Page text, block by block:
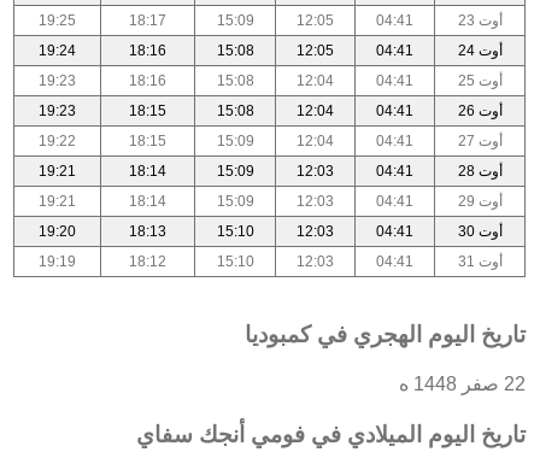
أوت 23
04:41
12:05
15:09
18:17
19:25
أوت 24
04:41
12:05
15:08
18:16
19:24
أوت 25
04:41
12:04
15:08
18:16
19:23
أوت 26
04:41
12:04
15:08
18:15
19:23
أوت 27
04:41
12:04
15:09
18:15
19:22
أوت 28
04:41
12:03
15:09
18:14
19:21
أوت 29
04:41
12:03
15:09
18:14
19:21
أوت 30
04:41
12:03
15:10
18:13
19:20
أوت 31
04:41
12:03
15:10
18:12
19:19
تاريخ اليوم الهجري في كمبوديا
22 صفر 1448 ه
تاريخ اليوم الميلادي في فومي أنجك سفاي